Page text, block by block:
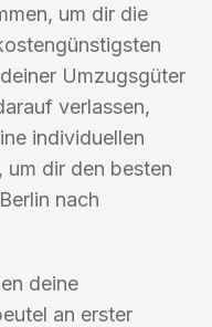
um dir die
Umzugsgüter
verlassen,
individuellen
um dir den besten
nach
deine
an erster